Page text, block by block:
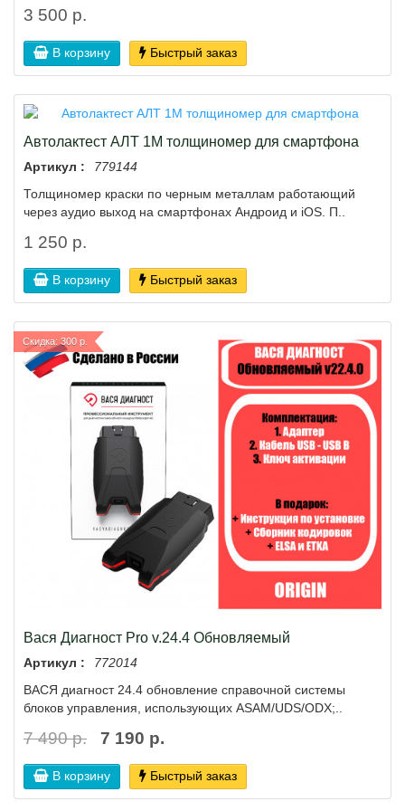
3 500 р.
В корзину Быстрый заказ
Автолактест АЛТ 1М толщиномер для смартфона
Артикул :
779144
Толщиномер краски по черным металлам работающий
через аудио выход на смартфонах Андроид и iOS. П..
1 250 р.
В корзину Быстрый заказ
Скидка: 300 р.
Вася Диагност Pro v.24.4 Обновляемый
Артикул :
772014
ВАСЯ диагност 24.4 обновление справочной системы
блоков управления, использующих ASAM/UDS/ODX;..
7 490 р. 7 190 р.
В корзину Быстрый заказ